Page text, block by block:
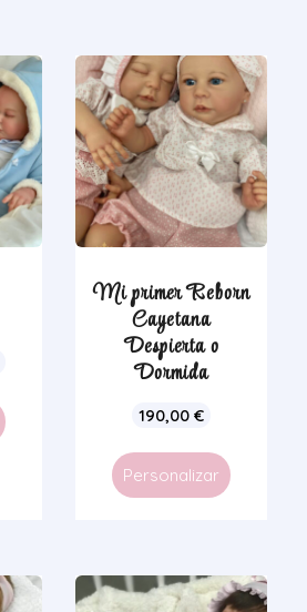
Mi primer Reborn
Cayetana
Despierta o
Dormida
190,00€
Personalizar